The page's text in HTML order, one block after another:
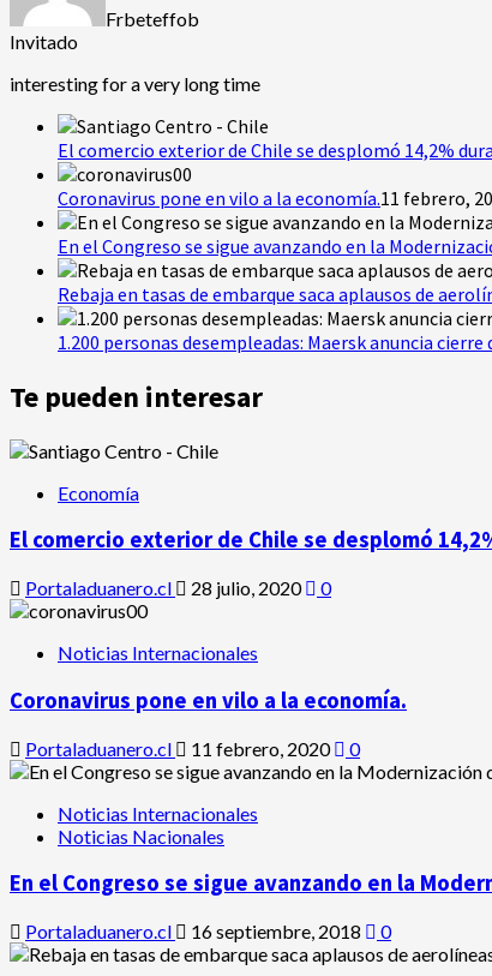
Frbeteffob
Invitado
interesting for a very long time
El comercio exterior de Chile se desplomó 14,2%
Coronavirus pone en vilo a la economía.11 febrero,
En el Congreso se sigue avanzando en la
Rebaja en tasas de embarque saca aplausos de
1.200 personas desempleadas: Maersk anuncia cierre
Te pueden interesar
Economía
El comercio exterior de Chile se desplomó
Portaladuanero.cl 28 julio, 2020 0
Noticias Internacionales
Coronavirus pone en vilo a la economía.
Portaladuanero.cl 11 febrero, 2020 0
Noticias Internacionales
Noticias Nacionales
En el Congreso se sigue avanzando en la
Portaladuanero.cl 16 septiembre, 2018 0